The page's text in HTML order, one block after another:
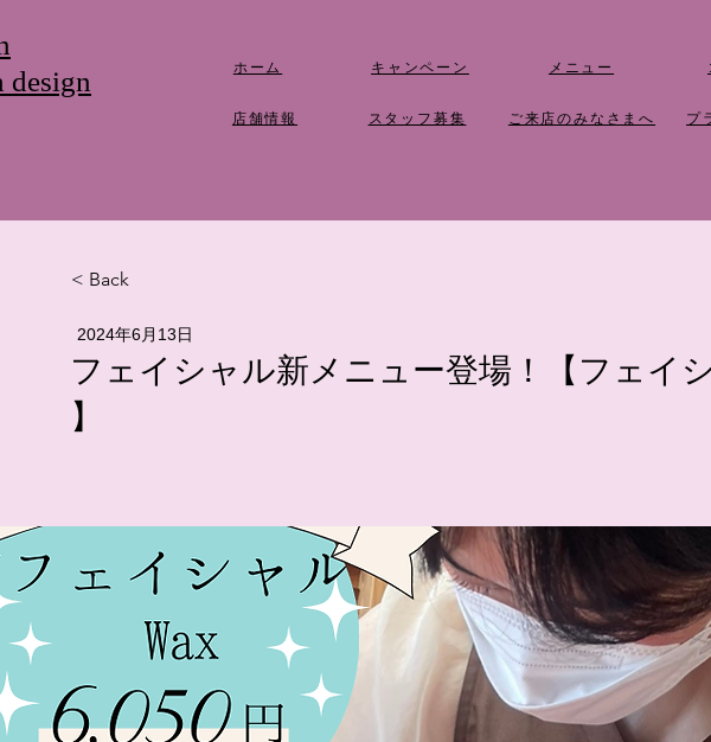
design
ホーム
店舗情報
キャンペーン
​スタッフ募集
メニュー
​ご来店のみなさまへ プ
< Back
2024年6月13日
フェイシャル新メニュー登場！【フェイ
】